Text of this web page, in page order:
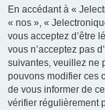
En accédant à «
« nos », «
vous acceptez d’être
vous n’acceptez pas
suivantes, veuillez ne
pouvons modifier ces
de vous informer de
vérifier régulièrement